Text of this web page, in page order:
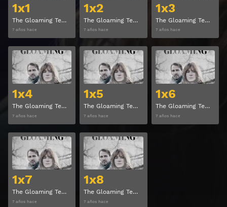
1x1
The Gloaming Temporada 1 Capitulo 1
7 años hace
1x2
The Gloaming Temporada 1 Capitulo 2
7 años hace
1x3
The Gloaming Temporada 1 Capitulo 3
7 años hace
1x4
The Gloaming Temporada 1 Capitulo 4
7 años hace
Ver
1x5
The Gloaming Temporada 1 Capitulo 5
7 años hace
Ver
1x6
The Gloaming Temporada 1 Capitulo 6
7 años hace
1x7
The Gloaming Temporada 1 Capitulo 7
7 años hace
Ver
1x8
The Gloaming Temporada 1 Capitulo 8
7 años hace